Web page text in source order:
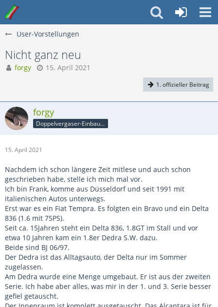
User-Vorstellungen
Nicht ganz neu
forgy 15. April 2021
1. offizieller Beitrag
forgy
Doppelvergaser-Einbauer
15. April 2021
Nachdem ich schon längere Zeit mitlese und auch schon
geschrieben habe, stelle ich mich mal vor.
Ich bin Frank, komme aus Düsseldorf und seit 1991 mit
italienischen Autos unterwegs.
Erst war es ein Fiat Tempra. Es folgten ein Bravo und ein Delta
836 (1.6 mit 75PS).
Seit ca. 15Jahren steht ein Delta 836, 1.8GT im Stall und vor
etwa 10 Jahren kam ein 1.8er Dedra S.W. dazu.
Beide sind BJ 06/97.
Der Dedra ist das Alltagsauto, der Delta nur im Sommer
zugelassen.
Am Dedra wurde eine Menge umgebaut. Er ist aus der zweiten
Serie. Ich habe aber alles, was mir in der 1. und 3. Serie besser
gefiel getauscht.